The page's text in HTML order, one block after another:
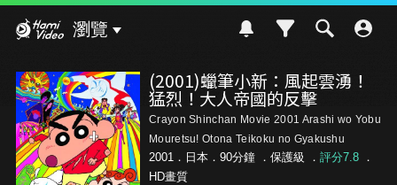
瀏覽
(2001)蠟筆小新：風起雲湧！
猛烈！大人帝國的反擊
Crayon Shinchan Movie 2001 Arashi wo Yobu
Mouretsu! Otona Teikoku no Gyakushu
2001．日本．90分鐘 ． 保護級 ． 評分7.8．
HD畫質